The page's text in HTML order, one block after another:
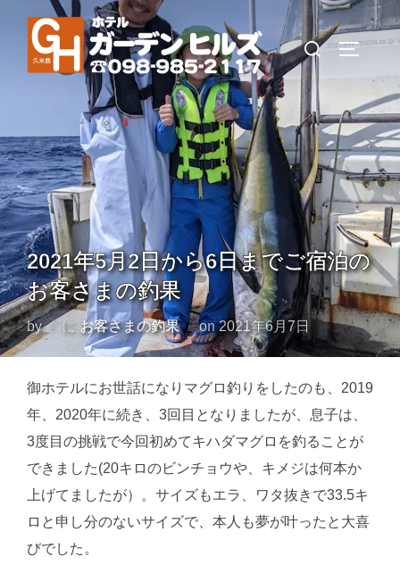
へ
ス
キ
ッ
プ
検
索
対
象:
サイド
2021年5月2日から6日までご宿泊の
お客さまの釣果
by に お客さまの釣果 on投
稿
2021年6月7日
御ホテルにお世話になりマグロ釣りをしたのも、2019
年、2020年に続き、3回目となりましたが、息子は、
3度目の挑戦で今回初めてキハダマグロを釣ることが
できました(20キロのビンチョウや、キメジは何本か
上げてましたが）。サイズもエラ、ワタ抜きで33.5キ
ロと申し分のないサイズで、本人も夢が叶ったと大喜
びでした。